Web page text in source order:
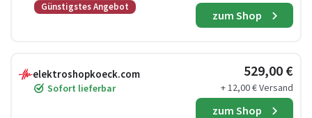
Günstigstes Angebot
zum Shop
elektroshopkoeck.com
Sofort lieferbar
529,00 €
+ 12,00 € Versand
zum Shop